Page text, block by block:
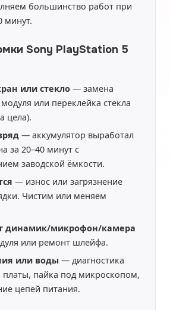
большинство работ при
минут.
Sony PlayStation 5
или стекло — замена
или переклейка стекла
цела).
— аккумулятор выработал
за 20–40 минут с
заводской ёмкости.
— износ или загрязнение
Чистим или меняем
динамик/микрофон/камера
или ремонт шлейфа.
или воды — диагностика
платы, пайка под микроскопом,
цепей питания.